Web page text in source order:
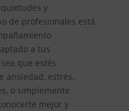
y
de profesionales está
a tus
que estés
ansiedad, estrés,
o simplemente
mejor y